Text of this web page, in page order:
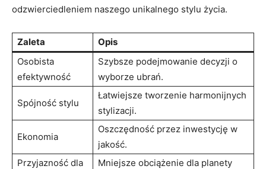
odzwierciedleniem naszego unikalnego stylu życia.
Zaleta
Opis
Osobista
efektywność
Szybsze podejmowanie decyzji o
wyborze ubrań.
Spójność stylu
Łatwiejsze tworzenie harmonijnych
stylizacji.
Ekonomia
Oszczędność przez inwestycję w
jakość.
Przyjazność dla
Mniejsze obciążenie dla planety